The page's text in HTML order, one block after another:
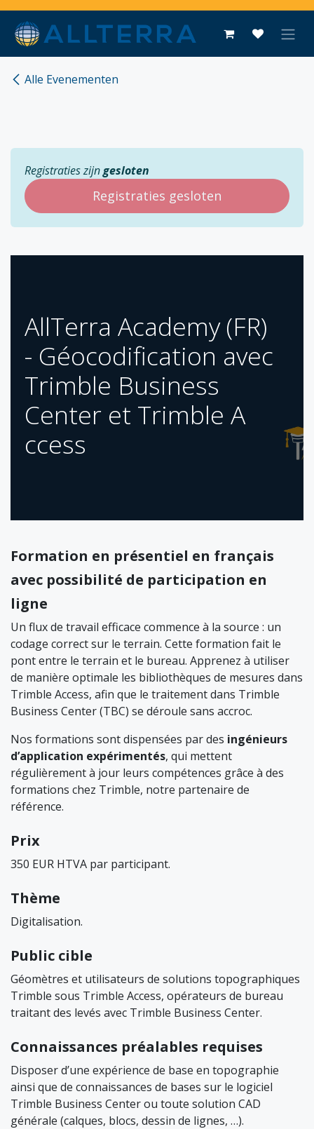
Overslaan naar inhoud
Alle Evenementen
Registraties zijngesloten
Registraties gesloten
​AllTerra Academy (FR)
- Géocodification avec
Trimble Business
Center et Trimble A​
ccess
Formation en présentiel en français
avec possibilité de participation en
ligne
Un flux de travail efficace commence à la source : un
codage correct sur le terrain. Cette formation fait le
pont entre le terrain et le bureau. Apprenez à utiliser
de manière optimale les bibliothèques de mesures dans
Trimble Access, afin que le traitement dans Trimble
Business Center (TBC) se déroule sans accroc.
Nos formations sont dispensées par des ingénieurs
d’application expérimentés, qui mettent
régulièrement à jour leurs compétences grâce à des
formations chez Trimble, notre partenaire de
référence.
Prix
350 EUR HTVA par participant.
Thème
Digitalisation.
Public cible
Géomètres et utilisateurs de solutions topographiques
Trimble sous Trimble Access, opérateurs de bureau
traitant des levés avec Trimble Business Center.
Connaissances préalables requises
Disposer d’une expérience de base en topographie
ainsi que de connaissances de bases sur le logiciel
Trimble Business Center ou toute solution CAD
générale (calques, blocs, dessin de lignes, …).